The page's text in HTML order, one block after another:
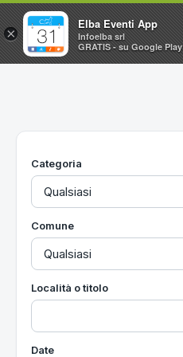
Home
Utilità
Categoria
Comune
Località o titolo
Date
×
Elba Eventi App
Infoelba srl
GRATIS - su Google Play